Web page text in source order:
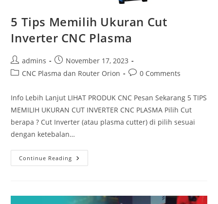
5 Tips Memilih Ukuran Cut
Inverter CNC Plasma
Post
author:
admins
Post
published:
November 17, 2023
PostCNC Plasma dan Router Orion
Post0 Comments
Info Lebih Lanjut LIHAT PRODUK CNC Pesan Sekarang 5 TIPS
MEMILIH UKURAN CUT INVERTER CNC PLASMA Pilih Cut
berapa ? Cut Inverter (atau plasma cutter) di pilih sesuai
dengan ketebalan…
Continue Reading
Tips
CNC